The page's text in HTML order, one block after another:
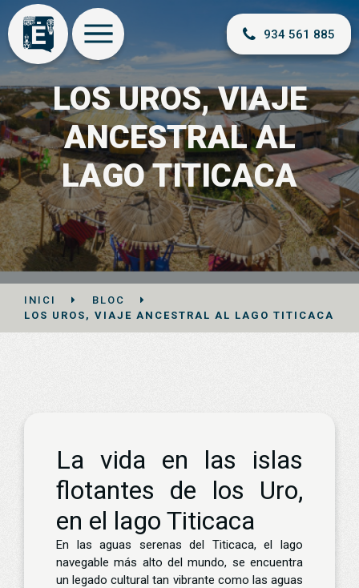
934 561 885
LOS UROS, VIAJE
ANCESTRAL AL
LAGO TITICACA
INICI
BLOC
LOS UROS, VIAJE ANCESTRAL AL LAGO TITICACA
La vida en las islas
flotantes de los Uro,
en el lago Titicaca
En las aguas serenas del Titicaca, el lago
navegable más alto del mundo, se encuentra
un legado cultural tan vibrante como las aguas